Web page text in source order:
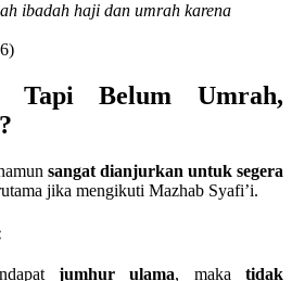
ibadah haji dan umrah karena
Tapi Belum Umrah,
sangat dianjurkan untuk segera
jika mengikuti Mazhab Syafi’i.
jumhur ulama, makatidak